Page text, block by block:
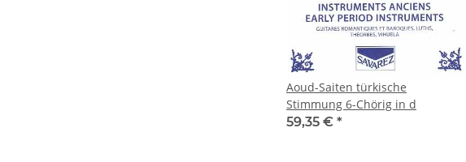
Aoud-Saiten türkische
Stimmung 6-Chörig in d
59,35 € *